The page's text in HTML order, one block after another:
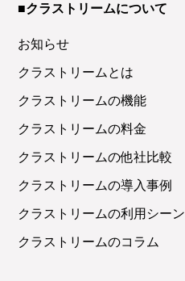
■クラストリームについて
お知らせ
クラストリームとは
クラストリームの機能
クラストリームの料金
クラストリームの他社比較
クラストリームの導入事例
クラストリームの利用シーン
クラストリームのコラム